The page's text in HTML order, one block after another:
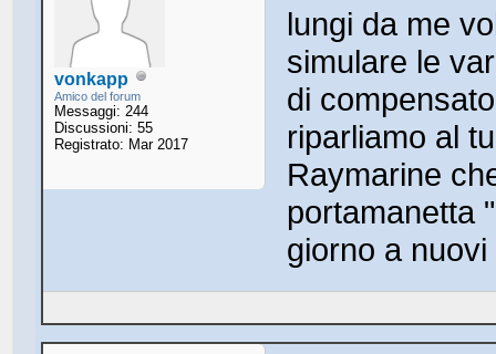
vonkapp
Amico del forum
Messaggi: 244
Discussioni: 55
Registrato: Mar 2017
lungi da me
simulare le
di
riparliamo al
Raymarine
portamanetta
giorno a